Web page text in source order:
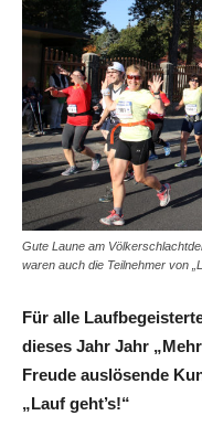
Gute Laune am
waren auch die Teilnehmer von
Für alle
dieses Jahr Jahr
Freude auslösende
„Lauf geht’s!“